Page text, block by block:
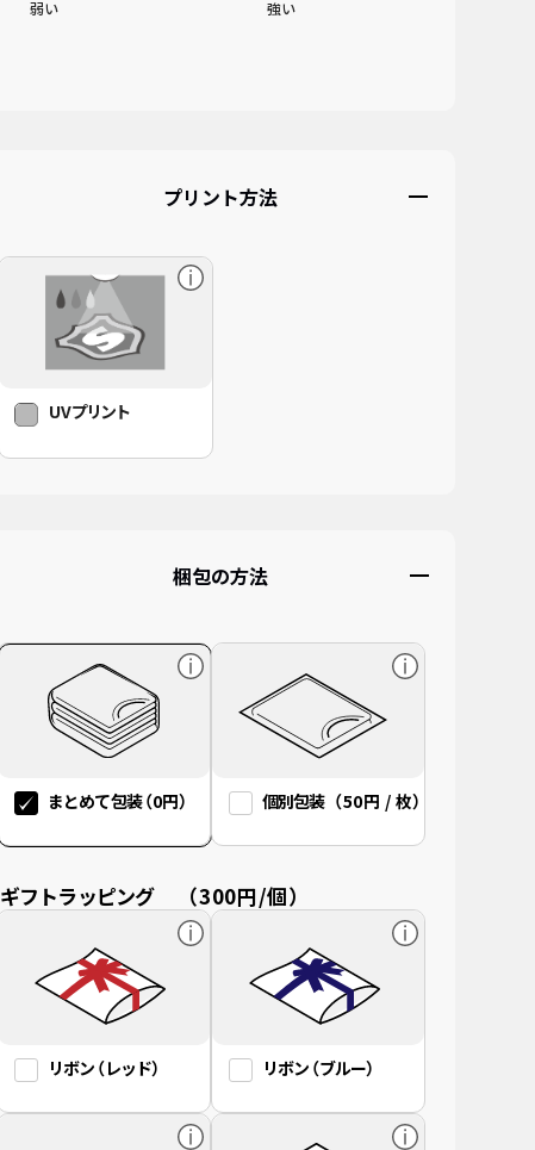
著作権・肖像権を侵害しないようにご注意ください
許可なく使ってオリジナル作成をすることは違法ですの
プリント方法
UVプリント
梱包の方法
まとめて包装（0円） 個別包装（50円 / 枚）
ギフトラッピング （300円/個）
リボン（レッド） リボン（ブルー）